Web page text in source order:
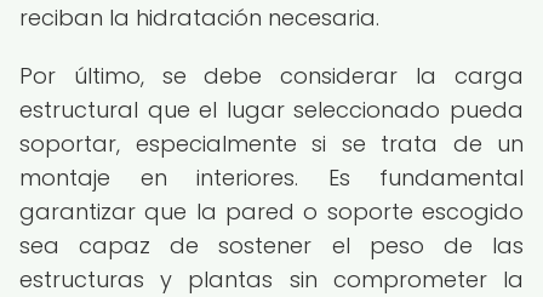
reciban la hidratación necesaria.
Por último, se debe considerar la carga
estructural que el lugar seleccionado pueda
soportar, especialmente si se trata de un
montaje en interiores. Es fundamental
garantizar que la pared o soporte escogido
sea capaz de sostener el peso de las
estructuras y plantas sin comprometer la